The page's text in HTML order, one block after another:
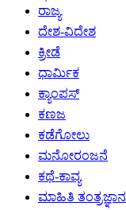
ರಾಜ್ಯ
ದೇಶ-ವಿದೇಶ
ಕ್ರೀಡೆ
ಧಾರ್ಮಿಕ
ಕ್ಯಾಂಪಸ್
ಕಣಜ
ಕಡೆಗೋಲು
ಮನೋರಂಜನೆ
ಕಥೆ-ಕಾವ್ಯ
ಮಾಹಿತಿ ತಂತ್ರಜ್ಞಾನ